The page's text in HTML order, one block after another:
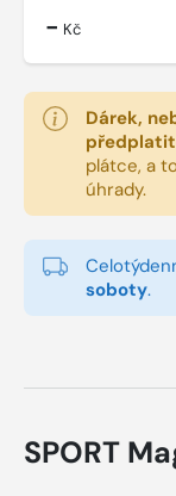
- Kč
Dárek,
plátce, a
úhrady.
soboty.
SPORT